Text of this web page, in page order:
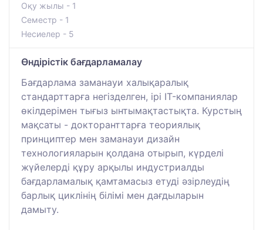
Оқу жылы - 1
Семестр - 1
Несиелер - 5
Өндірістік бағдарламалау
Бағдарлама заманауи халықаралық
стандарттарға негізделген, ірі IT-компаниялар
өкілдерімен тығыз ынтымақтастықта. Курстың
мақсаты - докторанттарға теориялық
принциптер мен заманауи дизайн
технологияларын қолдана отырып, күрделі
жүйелерді құру арқылы индустриалды
бағдарламалық қамтамасыз етуді әзірлеудің
барлық циклінің білімі мен дағдыларын
дамыту.